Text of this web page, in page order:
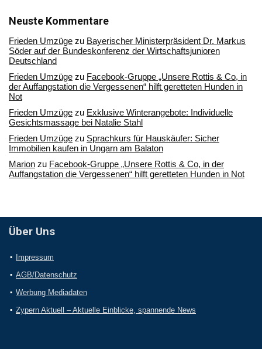
Archiv
Neuste Kommentare
Frieden Umzüge zu Bayerischer Ministerpräsident Dr. Markus
Söder auf der Bundeskonferenz der Wirtschaftsjunioren
Deutschland
Frieden Umzüge zu Facebook-Gruppe „Unsere Rottis & Co, in
der Auffangstation die Vergessenen“ hilft geretteten Hunden in
Not
Frieden Umzüge zu Exklusive Winterangebote: Individuelle
Gesichtsmassage bei Natalie Stahl
Frieden Umzüge zu Sprachkurs für Hauskäufer: Sicher
Immobilien kaufen in Ungarn am Balaton
Marion zu Facebook-Gruppe „Unsere Rottis & Co, in der
Auffangstation die Vergessenen“ hilft geretteten Hunden in Not
Über Uns
Impressum
AGB/Datenschutz
Werbung Mediadaten
Zypern Aktuell – Aktuelle Einblicke, spannende News